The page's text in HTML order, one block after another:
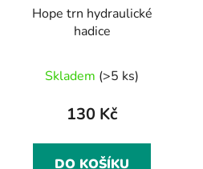
Hope trn hydraulické
hadice
Skladem (>5 ks)
130 Kč
DO KOŠÍKU